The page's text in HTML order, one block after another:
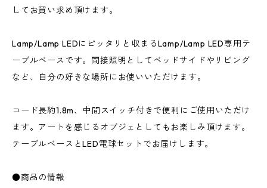
してお買い求め頂けます。
Lamp/Lamp LEDにピッタリと収まるLamp/Lamp LED専用テ
ーブルベースです。間接照明としてベッドサイドやリビング
など、自分の好きな場所にお使いいただけます。
コード長約1.8m、中間スイッチ付きで便利にご使用いただけ
ます。アートを感じるオブジェとしてもお楽しみ頂けます。
テーブルベースとLED電球セットでお届けします。
●商品の情報